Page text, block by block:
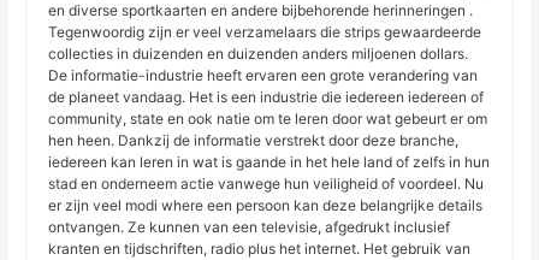
en diverse sportkaarten en andere bijbehorende herinneringen .
Tegenwoordig zijn er veel verzamelaars die strips gewaardeerde
collecties in duizenden en duizenden anders miljoenen dollars.
De informatie-industrie heeft ervaren een grote verandering van
de planeet vandaag. Het is een industrie die iedereen iedereen of
community, state en ook natie om te leren door wat gebeurt er om
hen heen. Dankzij de informatie verstrekt door deze branche,
iedereen kan leren in wat is gaande in het hele land of zelfs in hun
stad en onderneem actie vanwege hun veiligheid of voordeel. Nu
er zijn veel modi where een persoon kan deze belangrijke details
ontvangen. Ze kunnen van een televisie, afgedrukt inclusief
kranten en tijdschriften, radio plus het internet. Het gebruik van